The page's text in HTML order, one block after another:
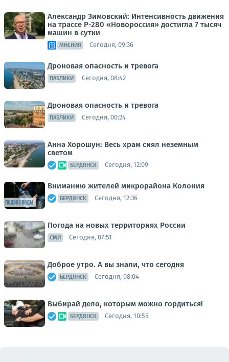
Александр Зимовский: Интенсивность движения
на трассе Р-280 «Новороссия» достигла 7 тысяч
машин в сутки
МНЕНИЯ Сегодня, 09:36
Дроновая опасность и тревога
ПАБЛИКИ Сегодня, 08:42
Дроновая опасность и тревога
ПАБЛИКИ Сегодня, 00:24
Анна Хорошун: Весь храм сиял неземным
светом
БЕРДЯНСК Сегодня, 12:09
Вниманию жителей микрорайона Колония
БЕРДЯНСК Сегодня, 12:36
Погода на новых территориях России
СМИ Сегодня, 07:51
Доброе утро. А вы знали, что сегодня
БЕРДЯНСК Сегодня, 08:04
Выбирай дело, которым можно гордиться!
БЕРДЯНСК Сегодня, 10:55